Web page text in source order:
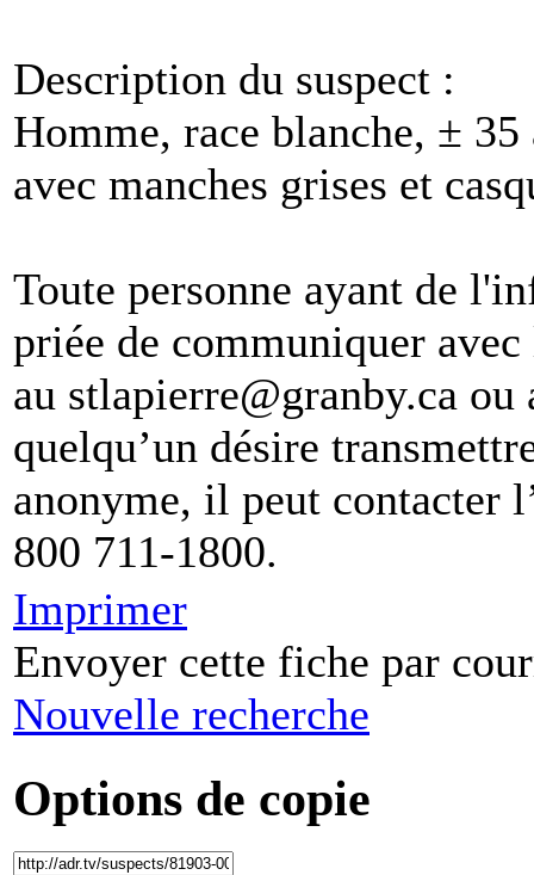
Description du suspect :
Homme, race blanche, ±
avec manches grises et
Toute personne ayant de
priée de communiquer
au stlapierre@granby.ca
quelqu’un désire
anonyme, il peut contacter
800 711-1800.
Imprimer
Envoyer cette fiche par
Nouvelle recherche
Options de copie